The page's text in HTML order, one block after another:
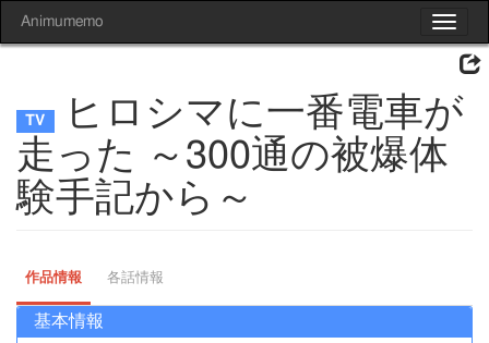
Toggle
Animumemo
ヒロシマに一番電車が
走った ～300通の被爆体
験手記から～
作品情報 各話情報
基本情報